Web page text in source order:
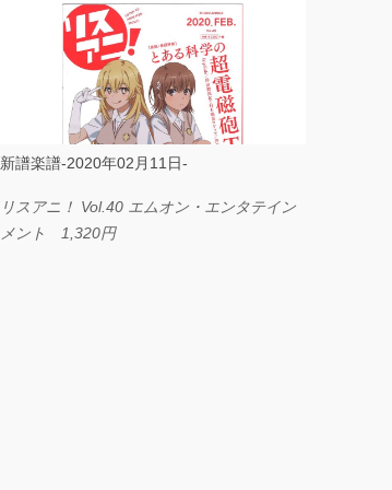
ス I LOVE．．． Official髭男dism やさしく
弾ける ピアノピース フェアリー 660円
BP2225 Kingdom of the Heavens 春畑道哉
バンドピース フェアリー 825円
新譜楽譜-2020年02月11日-
リスアニ！ Vol.40 エムオン・エンタテイン
メント 1,320円